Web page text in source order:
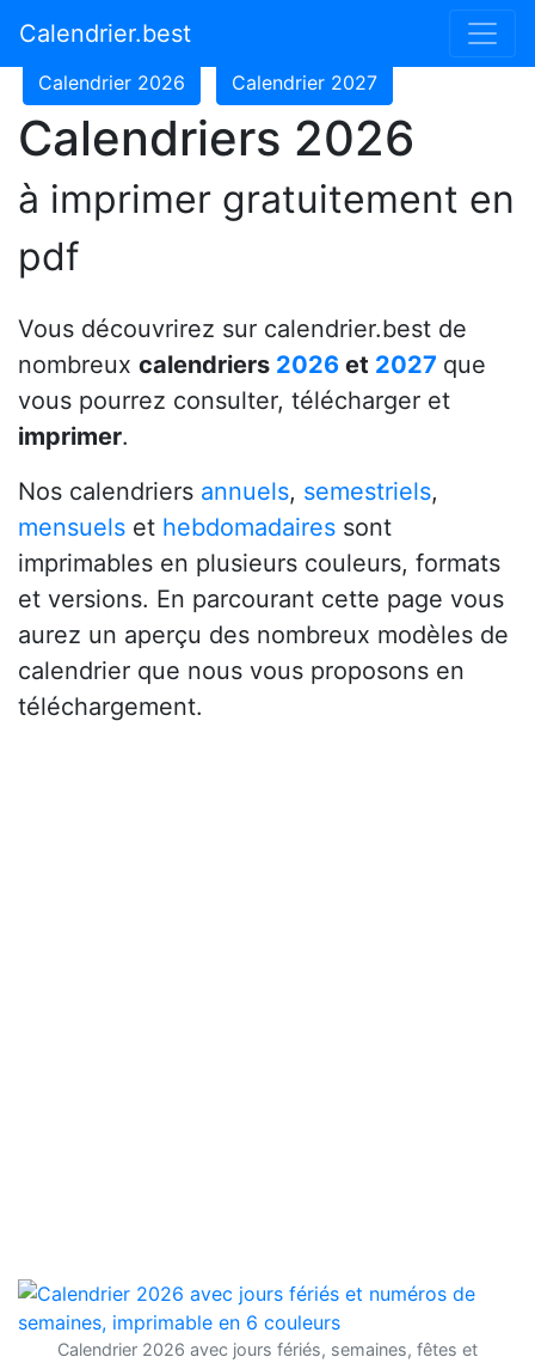
Calendrier.best
Calendrier 2024
Calendrier 2026 Calendrier 2027
Calendriers 2026
à imprimer gratuitement en
pdf
Vous découvrirez sur calendrier.best de
nombreux calendriers 2026 et 2027 que
vous pourrez consulter, télécharger et
imprimer.
Nos calendriers annuels, semestriels,
mensuels et hebdomadaires sont
imprimables en plusieurs couleurs, formats
et versions. En parcourant cette page vous
aurez un aperçu des nombreux modèles de
calendrier que nous vous proposons en
téléchargement.
Calendrier 2026 avec jours fériés, semaines, fêtes et